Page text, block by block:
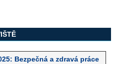
Bezpečná a zdravá práce